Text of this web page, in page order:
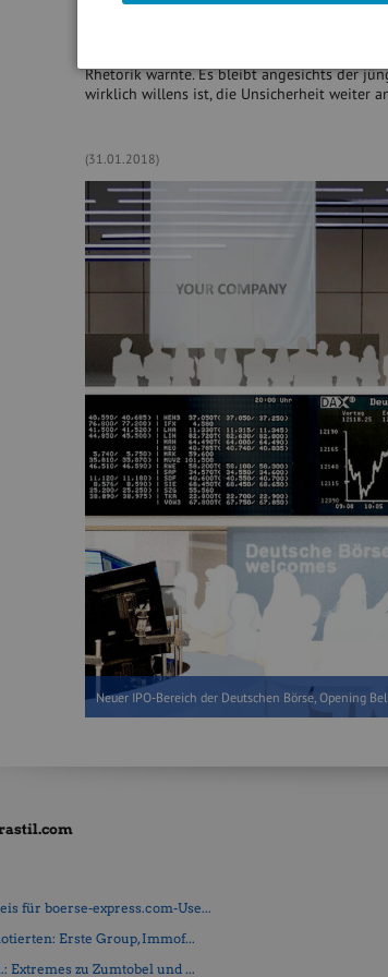
Rhetorik warnte. Es bleibt angesichts der
wirklich willens ist, die Unsicherheit weiter
(31.01.2018)
Neuer IPO-Bereich der Deutschen Börse, Opening
für boerse-express.com-Use...
Erste Group, Immof...
Extremes zu Zumtobel und ...